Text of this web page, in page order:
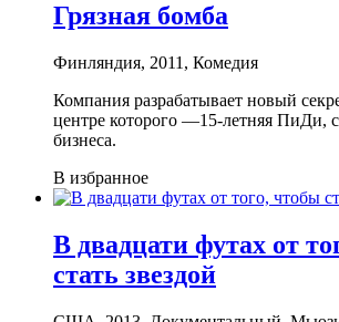
Грязная бомба
Финляндия, 2011, Комедия
Компания разрабатывает новый
центре которого —15-летняя ПиДи,
бизнеса.
В избранное
В двадцати футах от
стать звездой